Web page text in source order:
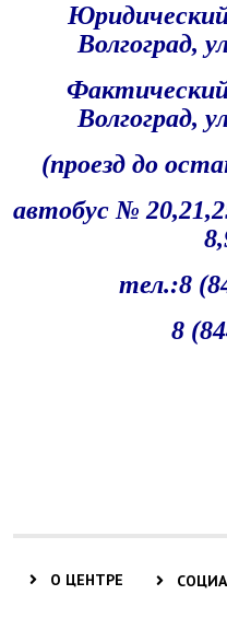
Юридический
Волгоград,
Волгоград,
(проезд до
автобус №
тел.:8
8
О ЦЕНТРЕ